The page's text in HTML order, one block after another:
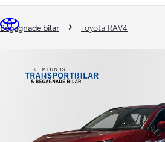
You are here
Begagnade bilar Toyota RAV4